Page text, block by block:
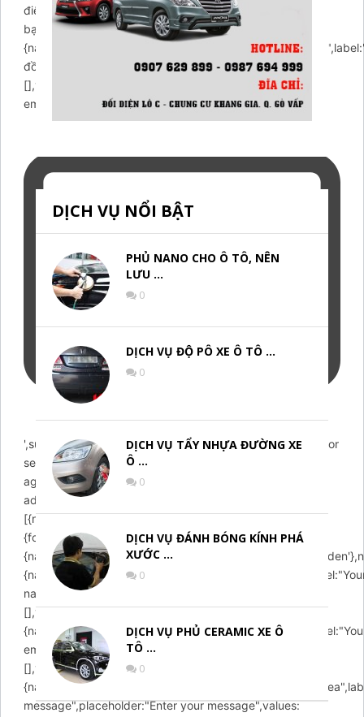
DỊCH VỤ NỔI BẬT
PHỦ NANO CHO Ô TÔ, NÊN
LƯU …
0
DỊCH VỤ ĐỘ PÔ XE Ô TÔ …
0
DỊCH VỤ TẨY NHỰA ĐƯỜNG XE
Ô …
0
DỊCH VỤ ĐÁNH BÓNG KÍNH PHÁ
XƯỚC …
0
DỊCH VỤ PHỦ CERAMIC XE Ô
TÔ …
0
điện thoại",placeholder:"Nhập số điện thoại của
bạn",values:[],value:"",},gdpr:
đồng ý với điều khoản",placeholder:"",values:
[],value:"1",},}},email:{id:'email',header:{content:"Write a
email to us!",layout:"text",},icon:'
',success:"Email sent! We will contact you soon.",error:"Error
sending email! Please try
again!",action:'https://chamsocxekhanggia.com/wp-
admin/admin-ajax.php',buttons:
[{name:"submit",label:"Submit",type:"submit",},],fields:
{formId:{name:'formId',value:'email',type:'hidden'},action:
name",placeholder:"Enter your name",values:
[],value:"",},email:
email",placeholder:"Enter your email",values:
[],value:"",},message:
message",placeholder:"Enter your message",values: